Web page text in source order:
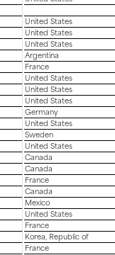
United States
United States
United States
Argentina
France
United States
United States
United States
Germany
United States
Sweden
United States
Canada
Canada
France
Canada
Mexico
United States
France
Korea, Republic of
France